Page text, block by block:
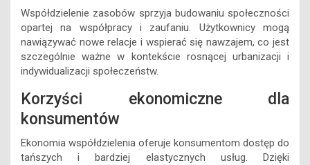
Współdzielenie zasobów sprzyja budowaniu społeczności
opartej na współpracy i zaufaniu. Użytkownicy mogą
nawiązywać nowe relacje i wspierać się nawzajem, co jest
szczególnie ważne w kontekście rosnącej urbanizacji i
indywidualizacji społeczeństw.
Korzyści ekonomiczne dla
konsumentów
Ekonomia współdzielenia oferuje konsumentom dostęp do
tańszych i bardziej elastycznych usług. Dzięki